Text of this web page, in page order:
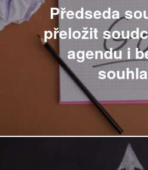
Předseda
přeložit
agendu i